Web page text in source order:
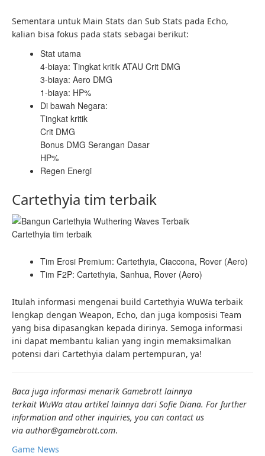
Sementara untuk Main Stats dan Sub Stats pada Echo,
kalian bisa fokus pada stats sebagai berikut:
Stat utama
4-biaya: Tingkat kritik ATAU Crit DMG
3-biaya: Aero DMG
1-biaya: HP%
Di bawah Negara:
Tingkat kritik
Crit DMG
Bonus DMG Serangan Dasar
HP%
Regen Energi
Cartethyia tim terbaik
Cartethyia tim terbaik
Tim Erosi Premium: Cartethyia, Ciaccona, Rover (Aero)
Tim F2P: Cartethyia, Sanhua, Rover (Aero)
Itulah informasi mengenai build Cartethyia WuWa terbaik
lengkap dengan Weapon, Echo, dan juga komposisi Team
yang bisa dipasangkan kepada dirinya. Semoga informasi
ini dapat membantu kalian yang ingin memaksimalkan
potensi dari Cartethyia dalam pertempuran, ya!
Baca juga informasi menarik Gamebrott lainnya
terkait WuWa atau artikel lainnya dari Sofie Diana. For further
information and other inquiries, you can contact us
via author@gamebrott.com.
Game News